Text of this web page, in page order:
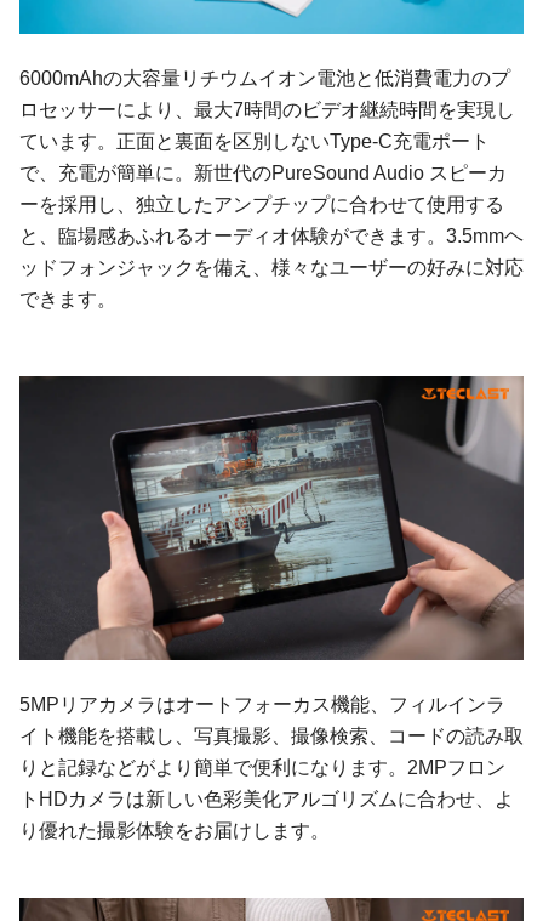
6000mAhの大容量リチウムイオン電池と低消費電力のプ
ロセッサーにより、最大7時間のビデオ継続時間を実現し
ています。正面と裏面を区別しないType-C充電ポート
で、充電が簡単に。新世代のPureSound Audio スピーカ
ーを採用し、独立したアンプチップに合わせて使用する
と、臨場感あふれるオーディオ体験ができます。3.5mmヘ
ッドフォンジャックを備え、様々なユーザーの好みに対応
できます。
5MPリアカメラはオートフォーカス機能、フィルインラ
イト機能を搭載し、写真撮影、撮像検索、コードの読み取
りと記録などがより簡単で便利になります。2MPフロン
トHDカメラは新しい色彩美化アルゴリズムに合わせ、よ
り優れた撮影体験をお届けします。